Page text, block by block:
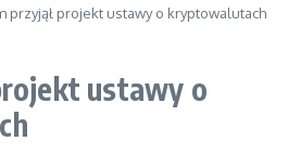
przyjął projekt ustawy o kryptowalutach
ustawy o